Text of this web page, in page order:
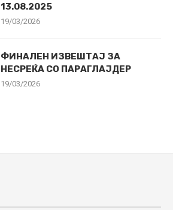
13.08.2025
19/03/2026
ФИНАЛЕН ИЗВЕШТАЈ ЗА
НЕСРЕЌА СО ПАРАГЛАЈДЕР
19/03/2026